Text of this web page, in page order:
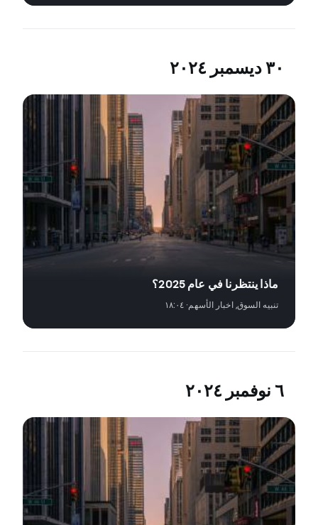
٣٠ ديسمبر ٢٠٢٤
ماذا ينتظرنا في عام 2025؟
تنبيه السوق,اخبار الأسهم· ١٨:٠٤
٦ نوفمبر ٢٠٢٤